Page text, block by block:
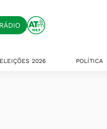
ELEIÇÕES 2026 POLÍTICA